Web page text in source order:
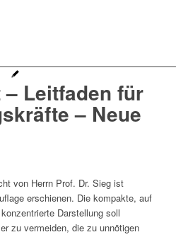
Leitfaden für
– Neue
von Herrn Prof. Dr. Sieg ist
erschienen. Die kompakte, auf
Darstellung soll
zu vermeiden, die zu unnötigen